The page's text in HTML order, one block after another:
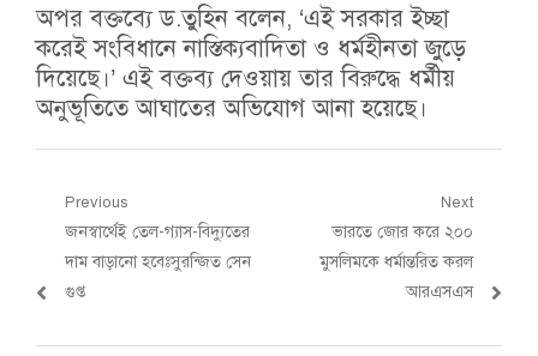
অপর বক্তব্যে ড.তুহিন বলেন, ‘এই সরকার ইচ্ছা
করেই সংবিধানে নাস্তিক্যবাদিতা ও ধর্মহীনতা জুড়ে
দিয়েছে।’ এই বক্তব্য দেওয়ায় তার বিরুদ্ধে ধর্মীয়
অনুভূতিতে আঘাতের অভিযোগ আনা হয়েছে।
Post
navigation
Previous
Previous
post:
জনস্বার্থেই তেল-গ্যাস-বিদ্যুতের
দাম বাড়ানো হবেঃসুরন্জিত সেন
গুপ্ত
Next
Next
post:
ভারতে জোর করে ২০০
মুসলিমকে ধর্মান্তরিত করল
আরএসএস